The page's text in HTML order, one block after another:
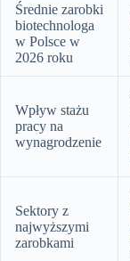
Średnie zarobki
biotechnologa
w Polsce w
2026 roku
Wpływ stażu
pracy na
wynagrodzenie
Sektory z
najwyższymi
zarobkami